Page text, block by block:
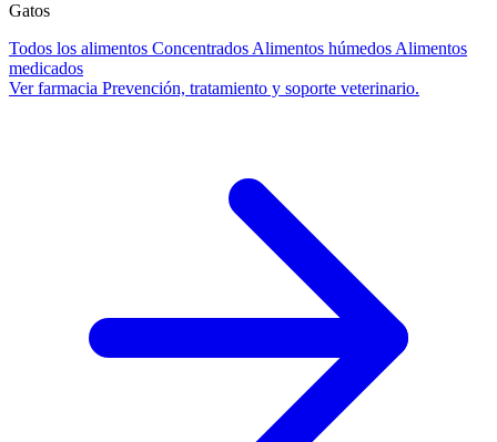
Gatos
Todos los alimentos Concentrados Alimentos húmedos Alimentos
medicados
Ver farmacia Prevención, tratamiento y soporte veterinario.